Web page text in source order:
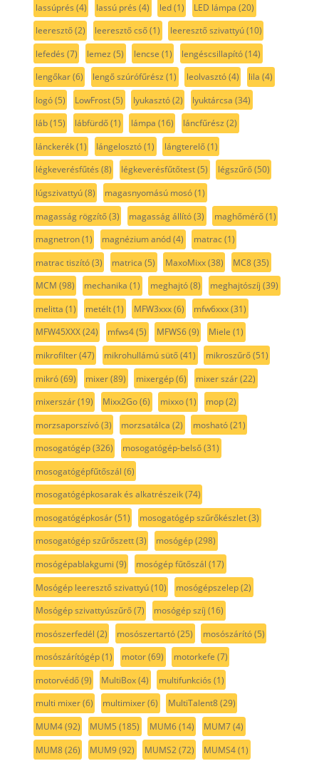
lassúprés (4) lassú prés (4) led(1) LED lámpa (20)
leeresztő(2) leeresztő cső(1) leeresztő szivattyú(10)
lefedés (7) lemez (5) lencse (1) lengéscsillapító(14)
lengőkar(6) lengő szúrófűrész (1) leolvasztó(4) lila (4)
logó(5) LowFrost(5) lyukasztó(2) lyuktárcsa (34)
láb(15) lábfürdő(1) lámpa (16) láncfűrész (2)
lánckerék(1) lángelosztó(1) lángterelő(1)
légkeverésfűtés (8) légkeverésfűtőtest(5) légszűrő(50)
lúgszivattyú(8) magasnyomású mosó(1)
magasság rögzítő(3) magasság állító(3) maghőmérő(1)
magnetron(1) magnézium anód(4) matrac(1)
matrac tiszító(3) matrica (5) MaxoMixx(38) MC8(35)
MCM (98) mechanika (1) meghajtó(8) meghajtószíj (39)
melitta (1) metélt(1) MFW3xxx(6) mfw6xxx(31)
MFW45XXX(24) mfws4(5) MFWS6(9) Miele (1)
mikrofilter(47) mikrohullámú sütő(41) mikroszűrő(51)
mikró(69) mixer(89) mixergép(6) mixer szár(22)
mixerszár(19) Mixx2Go(6) mixxo(1) mop(2)
morzsaporszívó(3) morzsatálca (2) mosható(21)
mosogatógép(326) mosogatógép-belső(31)
mosogatógépfűtőszál (6)
mosogatógépkosarak és alkatrészeik(74)
mosogatógépkosár(51) mosogatógép szűrőkészlet(3)
mosogatógép szűrőszett(3) mosógép(298)
mosógépablakgumi (9) mosógép fűtőszál (17)
Mosógép leeresztő szivattyú(10) mosógépszelep(2)
Mosógép szivattyúszűrő(7) mosógép szíj (16)
mosószerfedél (2) mosószertartó(25) mosószárító(5)
mosószárítógép(1) motor(69) motorkefe (7)
motorvédő(9) MultiBox(4) multifunkciós (1)
multi mixer(6) multimixer(6) MultiTalent8(29)
MUM4(92) MUM5 (185) MUM6(14) MUM7(4)
MUM8(26) MUM9(92) MUMS2(72) MUMS4(1)